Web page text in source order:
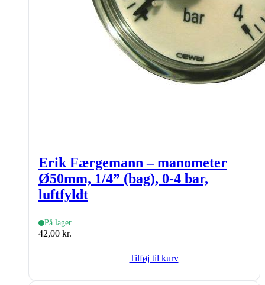
Erik Færgemann – manometer
Ø50mm, 1/4” (bag), 0-4 bar,
luftfyldt
På lager
42,00 kr.
Tilføj til kurv